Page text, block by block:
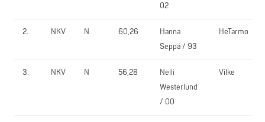
02
2. NKV N 60,26
Hanna
Seppä / 93
HeTarmo
3. NKV N 56,28
Nelli
Westerlund
/ 00
Vilke